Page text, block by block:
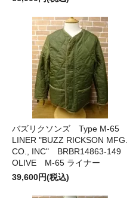
バズリクソンズ Type M-65
LINER "BUZZ RICKSON MFG.
CO., INC" BRBR14863-149
OLIVE M-65 ライナー
39,600円(税込)